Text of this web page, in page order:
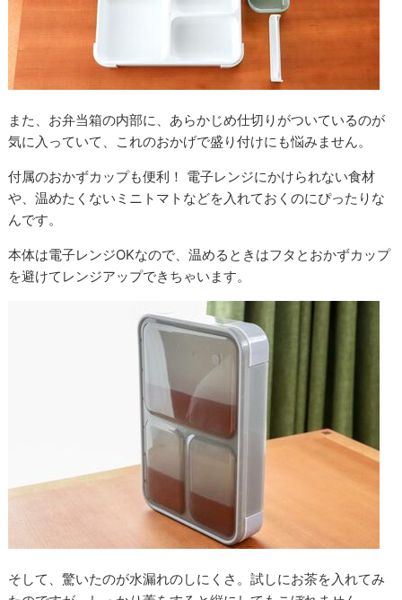
また、お弁当箱の内部に、あらかじめ仕切りがついているのが
気に入っていて、これのおかげで盛り付けにも悩みません。
付属のおかずカップも便利！ 電子レンジにかけられない食材
や、温めたくないミニトマトなどを入れておくのにぴったりな
んです。
本体は電子レンジOKなので、温めるときはフタとおかずカップ
を避けてレンジアップできちゃいます。
そして、驚いたのが水漏れのしにくさ。試しにお茶を入れてみ